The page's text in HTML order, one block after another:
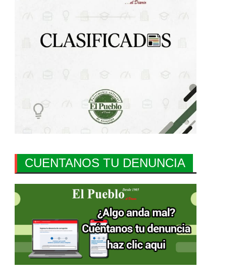
CUENTANOS TU DENUNCIA